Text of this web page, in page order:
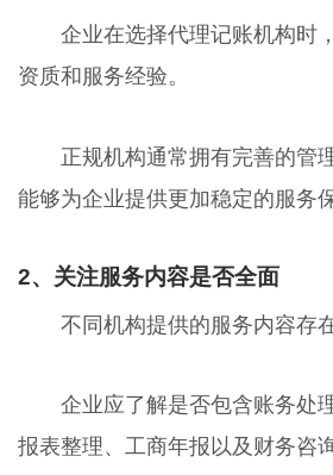
企业在选择代理记账机构时
资质和服务经验。
正规机构通常拥有完善的管
能够为企业提供更加稳定的服务保
2、关注服务内容是否全面
不同机构提供的服务内容存
企业应了解是否包含账务处
报表整理、工商年报以及财务咨